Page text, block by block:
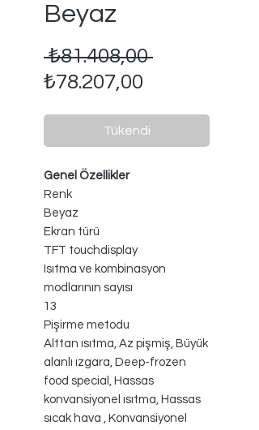
Beyaz
₺81.408,00 Normal
₺78.207,00
Tükendi
Genel Özellikler
Renk
Beyaz
Ekran türü
TFT touchdisplay
Isıtma ve kombinasyon
modlarının sayısı
13
Pişirme metodu
Alttan ısıtma, Az pişmiş, Büyük
alanlı ızgara, Deep-frozen
food special, Hassas
konvansiyonel ısıtma, Hassas
sıcak hava , Konvansiyonel